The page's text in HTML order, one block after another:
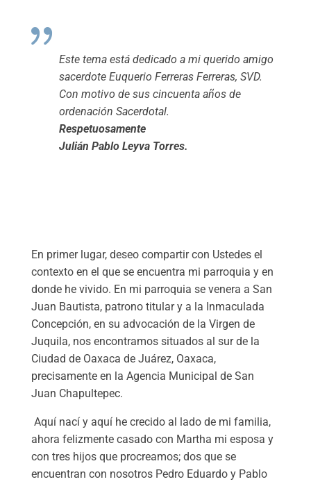
Este tema está dedicado a mi querido amigo
sacerdote Euquerio Ferreras Ferreras, SVD.
Con motivo de sus cincuenta años de
ordenación Sacerdotal.
Respetuosamente
Julián Pablo Leyva Torres.
En primer lugar, deseo compartir con Ustedes el
contexto en el que se encuentra mi parroquia y en
donde he vivido. En mi parroquia se venera a San
Juan Bautista, patrono titular y a la Inmaculada
Concepción, en su advocación de la Virgen de
Juquila, nos encontramos situados al sur de la
Ciudad de Oaxaca de Juárez, Oaxaca,
precisamente en la Agencia Municipal de San
Juan Chapultepec.
Aquí nací y aquí he crecido al lado de mi familia,
ahora felizmente casado con Martha mi esposa y
con tres hijos que procreamos; dos que se
encuentran con nosotros Pedro Eduardo y Pablo